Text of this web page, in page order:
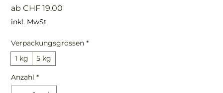
abCHF 19.00
inkl. MwSt
Verpackungsgrössen *
1 kg
5 kg
Anzahl *